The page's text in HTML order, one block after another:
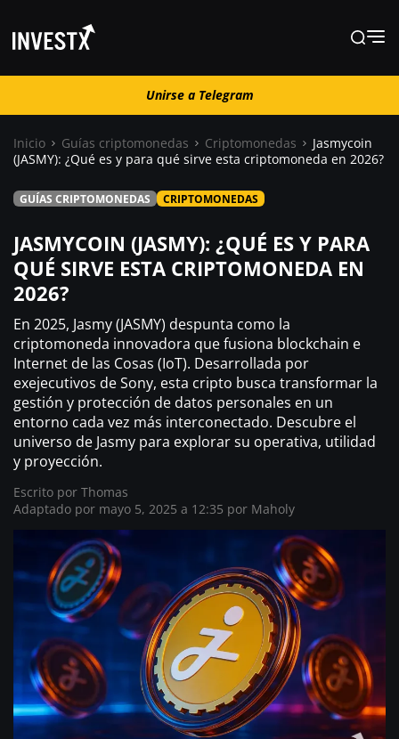
Unirse a Telegram
Guías
Trading
¿ Dónde comprar ?
Unirse a Telegram
Inicio Guías criptomonedas Criptomonedas
Jasmycoin
(JASMY): ¿Qué es y para qué sirve esta criptomoneda en 2026?
GUÍAS CRIPTOMONEDAS CRIPTOMONEDAS
JASMYCOIN (JASMY): ¿QUÉ ES Y PARA
QUÉ SIRVE ESTA CRIPTOMONEDA EN
2026?
En 2025, Jasmy (JASMY) despunta como la
criptomoneda innovadora que fusiona blockchain e
Internet de las Cosas (IoT). Desarrollada por
exejecutivos de Sony, esta cripto busca transformar la
gestión y protección de datos personales en un
entorno cada vez más interconectado. Descubre el
universo de Jasmy para explorar su operativa, utilidad
y proyección.
Escrito por Thomas
Adaptado por mayo 5, 2025 a 12:35 por Maholy